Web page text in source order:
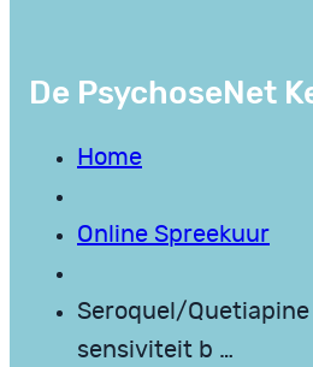
De PsychoseNet
Home
Online Spreekuur
Seroquel/
sensiviteit b …